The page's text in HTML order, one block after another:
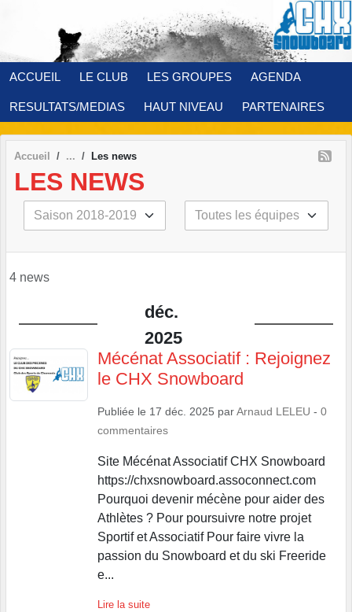
ACCUEIL LE CLUB LES GROUPES AGENDA
RESULTATS/MEDIAS HAUT NIVEAU PARTENAIRES
Accueil Les news
LES NEWS
4 news
déc.
2025
Mécénat Associatif : Rejoignez
le CHX Snowboard
Publiée le 17 déc. 2025 parArnaud LELEU - 0
commentaires
Site Mécénat Associatif CHX Snowboard
https://chxsnowboard.assoconnect.com
Pourquoi devenir mécène pour aider des
Athlètes ? Pour poursuivre notre projet
Sportif et Associatif Pour faire vivre la
passion du Snowboard et du ski Freeride
e...
Lire la suite